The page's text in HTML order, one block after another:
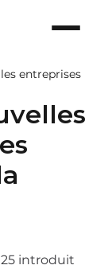
entreprises
introduit